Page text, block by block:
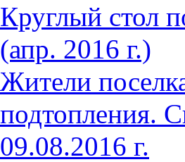
Круглый стол
(апр. 2016 г.)
Жители
подтопления.
09.08.2016 г.